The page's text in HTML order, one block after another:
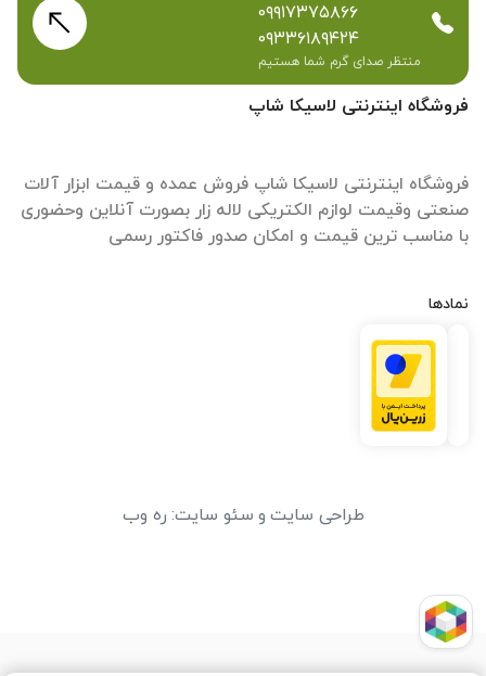
فروشگاه اینترنتی لاسیکا شاپ
فروشگاه اینترنتی لاسیکا شاپ فروش عمده و قیمت ابزار آلات
صنعتی وقیمت لوازم الکتریکی لاله زار بصورت آنلاین وحضوری
با مناسب ترین قیمت و امکان صدور فاکتور رسمی
نمادها
۰۹۹۱۷۳۷۵۸۶۶
۰۹۳۳۶۱۸۹۴۲۴
منتظر صدای گرم شما هستیم
طراحی سایت و سئو سایت: ره وب